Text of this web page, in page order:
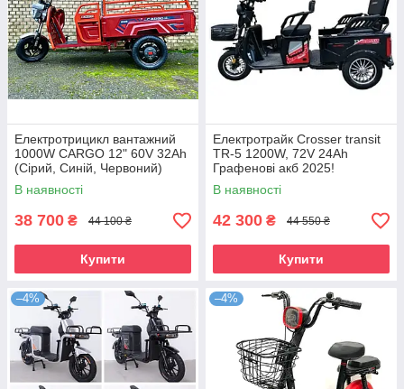
Електротрицикл вантажний
1000W CARGO 12" 60V 32Ah
(Сірий, Синій, Червоний)
Графенові АКБ
В наявності
38 700 ₴ 44 100 ₴
Купити
Електротрайк Crosser transit
TR-5 1200W, 72V 24Ah
Графенові акб 2025!
В наявності
42 300 ₴ 44 550 ₴
Купити
–4% –4%